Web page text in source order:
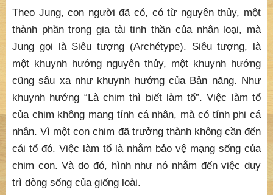
Theo Jung, con người đã có, có từ nguyên thủy, một
thành phần trong gia tài tinh thần của nhân loại, mà
Jung gọi là Siêu tượng (Archétype). Siêu tượng, là
một khuynh hướng nguyên thủy, một khuynh hướng
cũng sâu xa như khuynh hướng của Bản năng. Như
khuynh hướng “Là chim thì biết làm tổ”. Việc làm tổ
của chim không mang tính cá nhân, mà có tính phi cá
nhân. Vì một con chim đã trưởng thành không cần đến
cái tổ đó. Việc làm tổ là nhằm bảo vệ mạng sống của
chim con. Và do đó, hình như nó nhằm đến việc duy
trì dòng sống của giống loài.